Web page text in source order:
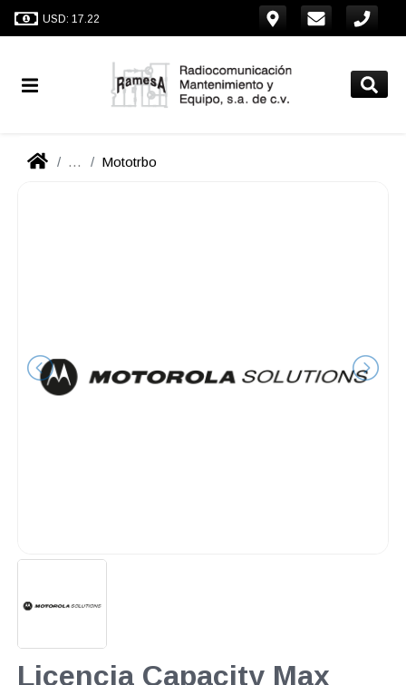
USD: 17.22
... Mototrbo
Licencia Capacity Max